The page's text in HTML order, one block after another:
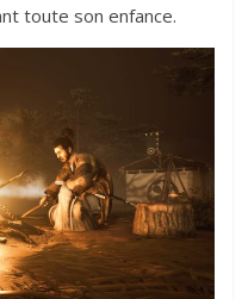
toute son enfance.